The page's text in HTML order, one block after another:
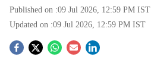
Published on :09 Jul 2026, 12:59 PM IST
Updated on :09 Jul 2026, 12:59 PM IST
S